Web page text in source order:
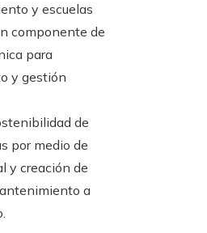
y escuelas
componente de
para
y gestión
de
por medio de
y creación de
a